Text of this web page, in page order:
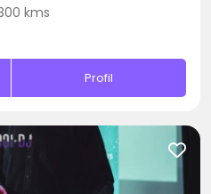
kms
Profil